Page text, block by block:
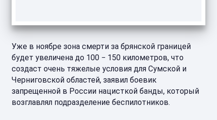
Уже в ноябре зона смерти за брянской границей
будет увеличена до 100 − 150 километров, что
создаст очень тяжелые условия для Сумской и
Черниговской областей, заявил боевик
запрещенной в России нацисткой банды, который
возглавлял подразделение беспилотников.